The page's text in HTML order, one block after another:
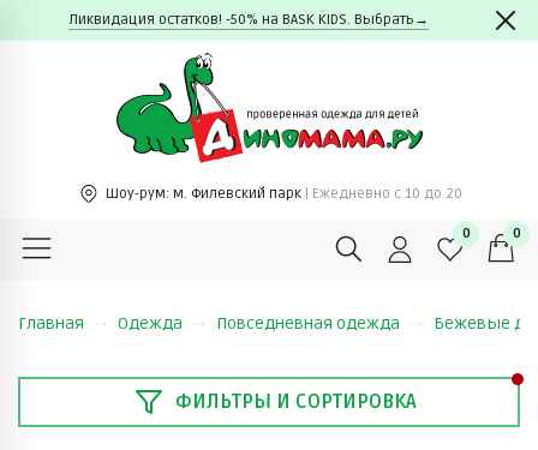
Ликвидация остатков! -50% на BASK KIDS. Выбрать→
Шоу-рум: м. Филевский парк | Ежедневно c 10 до 20
0 0
Главная Одежда Повседневная одежда Бежевые
ФИЛЬТРЫ И СОРТИРОВКА